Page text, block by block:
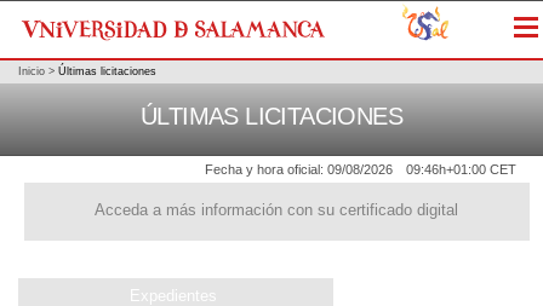
Fecha y hora oficial: 09/08/2026 09:46h+01:00 CET
Acceda a más información con su certificado digital
Inicio > Últimas licitaciones
ÚLTIMAS LICITACIONES
Expedientes